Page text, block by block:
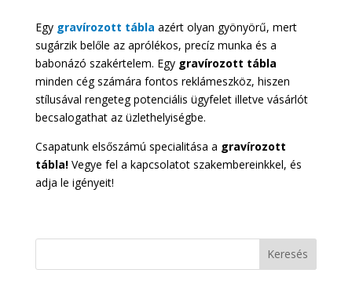
Egy gravírozott tábla azért olyan gyönyörű, mert
sugárzik belőle az aprólékos, precíz munka és a
babonázó szakértelem. Egy gravírozott tábla
minden cég számára fontos reklámeszköz, hiszen
stílusával rengeteg potenciális ügyfelet illetve vásárlót
becsalogathat az üzlethelyiségbe.
Csapatunk elsőszámú specialitása a gravírozott
tábla!Vegye fel a kapcsolatot szakembereinkkel, és
adja le igényeit!